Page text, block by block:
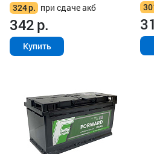
324р. при сдаче акб
342р.
Купить